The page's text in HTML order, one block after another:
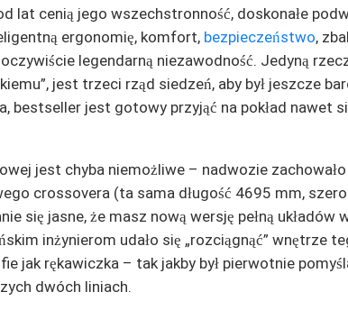
lat cenią jego wszechstronność, doskonałe
ergonomię, komfort, bezpieczeństwo,
legendarną niezawodność. Jedyną
jest trzeci rząd siedzeń, aby był jeszcze
bestseller jest gotowy przyjąć na pokład nawet
jest chyba niemożliwe – nadwozie
crossovera (ta sama długość 4695 mm,
się jasne, że masz nową wersję pełną układów
inżynierom udało się „rozciągnąć” wnętrze
jak rękawiczka – tak jakby był pierwotnie
dwóch liniach.